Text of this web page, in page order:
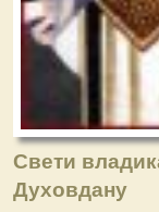
Свети
Духовдану